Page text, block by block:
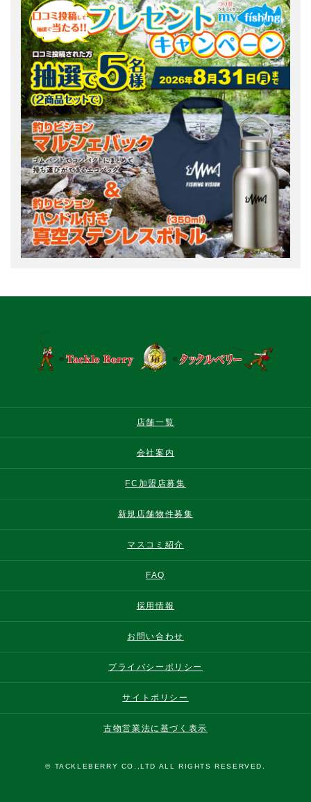
店舗一覧
会社案内
FC加盟店募集
新規店舗物件募集
マスコミ紹介
FAQ
採用情報
お問い合わせ
プライバシーポリシー
サイトポリシー
古物営業法に基づく表示
© TACKLEBERRY CO.,LTD ALL RIGHTS RESERVED.